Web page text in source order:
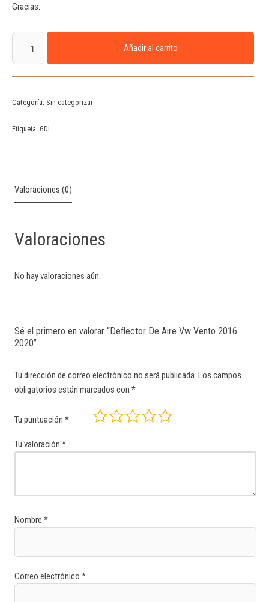
Gracias.
Añadir al carrito
Categoría: Sin categorizar
Etiqueta: GDL
Valoraciones (0)
Valoraciones
No hay valoraciones aún.
Sé el primero en valorar “Deflector De Aire Vw Vento 2016
2020”
Tu dirección de correo electrónico no será publicada. Los campos
obligatorios están marcados con *
Tu puntuación *
Tu valoración *
Nombre *
Correo electrónico *